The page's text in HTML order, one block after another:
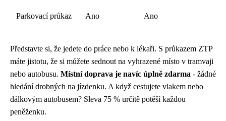
Parkovací průkaz Ano Ano
Představte si, že jedete do práce nebo k lékaři. S průkazem ZTP
máte jistotu, že si můžete sednout na vyhrazené místo v tramvaji
nebo autobusu. Místní doprava je navíc úplně zdarma - žádné
hledání drobných na jízdenku. A když cestujete vlakem nebo
dálkovým autobusem? Sleva 75 % určitě potěší každou
peněženku.